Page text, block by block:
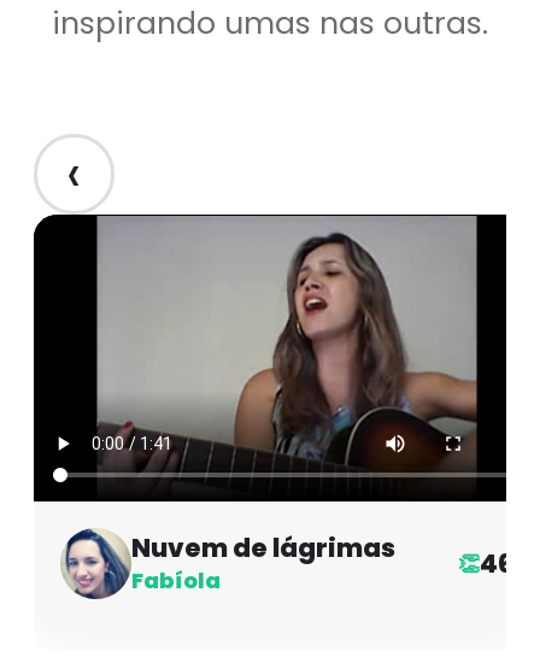
inspirando umas nas outras.
‹
Nuvem de lágrimas
Fabíola
👏46